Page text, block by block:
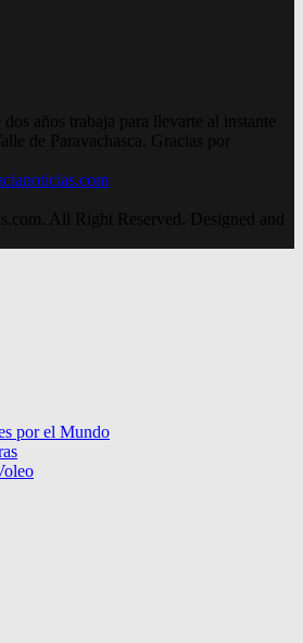
años trabaja para llevarte al instante
de Paravachasca. Gracias por
All Right Reserved. Designed and
por el Mundo